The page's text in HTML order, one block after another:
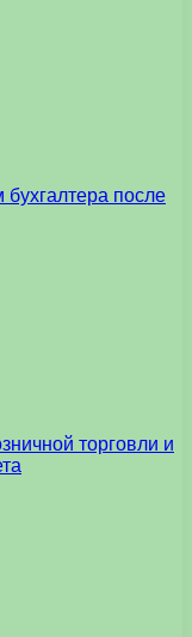
после
торговли и